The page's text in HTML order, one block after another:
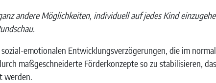
andere Möglichkeiten, individuell auf jedes Kind
emotionalen Entwicklungsverzögerungen, die im
maßgeschneiderte Förderkonzepte so zu stabilisieren,
werden.